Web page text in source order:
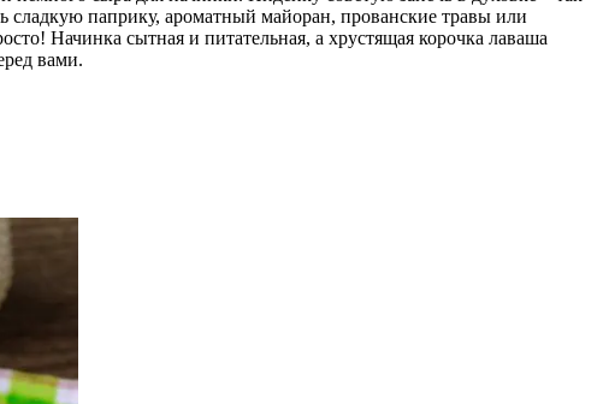
сладкую паприку, ароматный майоран, прованские травы или
Начинка сытная и питательная, а хрустящая корочка лаваша
вами.